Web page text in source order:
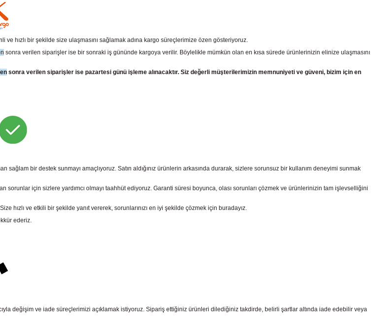
hızlı bir şekilde size ulaşmasını sağlamak adına kargo süreçlerimize özen gösteriyoruz.
sonra verilen siparişler ise bir sonraki iş gününde kargoya verilir. Böylelikle mümkün olan en kısa sürede ürünlerinizin elinize ulaşmasını
sonra verilen siparişler ise pazartesi günü işleme alınacaktır. Siz değerli müşterilerimizin memnuniyeti ve güveni, bizim için en
sağlam bir destek sunmayı amaçlıyoruz. Satın aldığınız ürünlerin arkasında durarak, sizlere sorunsuz bir kullanım deneyimi sunmak
için sizlere yardımcı olmayı taahhüt ediyoruz. Garanti süresi boyunca, olası sorunları çözmek ve ürünlerinizin tam işlevselliğini
hızlı ve etkili bir şekilde yanıt vererek, sorunlarınızı en iyi şekilde çözmek için buradayız.
ederiz.
değişim ve iade süreçlerimizi açıklamak istiyoruz. Sipariş ettiğiniz ürünleri dilediğiniz takdirde, belirli şartlar altında iade edebilir veya